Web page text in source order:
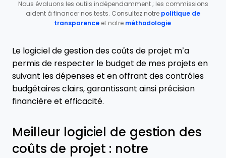
Nous évaluons les outils indépendamment ; les commissions
aident à financer nos tests. Consultez notre politique de
transparenceet notre méthodologie.
Le logiciel de gestion des coûts de projet m’a
permis de respecter le budget de mes projets en
suivant les dépenses et en offrant des contrôles
budgétaires clairs, garantissant ainsi précision
financière et efficacité.
Meilleur logiciel de gestion des
coûts de projet : notre